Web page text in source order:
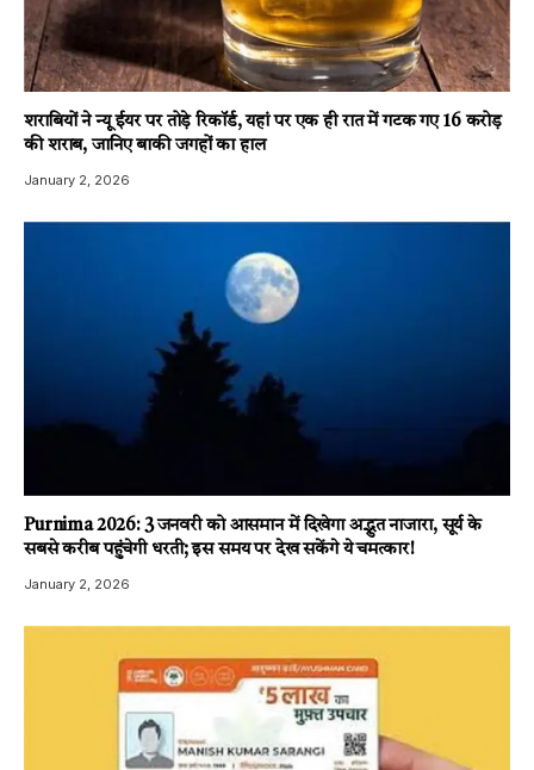
शराबियों ने न्यू ईयर पर तोड़े रिकॉर्ड, यहां पर एक ही रात में गटक गए 16 करोड़
की शराब, जानिए बाकी जगहों का हाल
January 2, 2026
Purnima 2026: 3 जनवरी को आसमान में दिखेगा अद्भुत नाजारा, सूर्य के
सबसे करीब पहुंचेगी धरती; इस समय पर देख सकेंगे ये चमत्कार!
January 2, 2026